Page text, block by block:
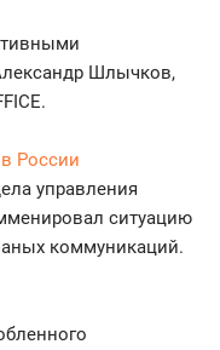
Шлычков,
России
управления
ситуацию
коммуникаций.